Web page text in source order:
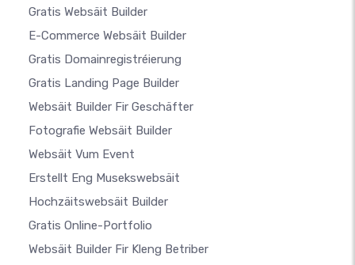
Gratis Websäit Builder
E-Commerce Websäit Builder
Gratis Domainregistréierung
Gratis Landing Page Builder
Websäit Builder Fir Geschäfter
Fotografie Websäit Builder
Websäit Vum Event
Erstellt Eng Musekswebsäit
Hochzäitswebsäit Builder
Gratis Online-Portfolio
Websäit Builder Fir Kleng Betriber